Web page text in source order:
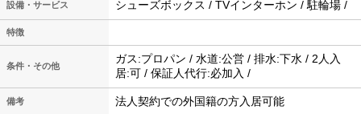
設備・サービス シューズボックス / TVインターホン / 駐輪場 /
特徴
条件・その他
ガス:プロパン / 水道:公営 / 排水:下水 / 2人入
居:可 / 保証人代行:必加入 /
備考 法人契約での外国籍の方入居可能